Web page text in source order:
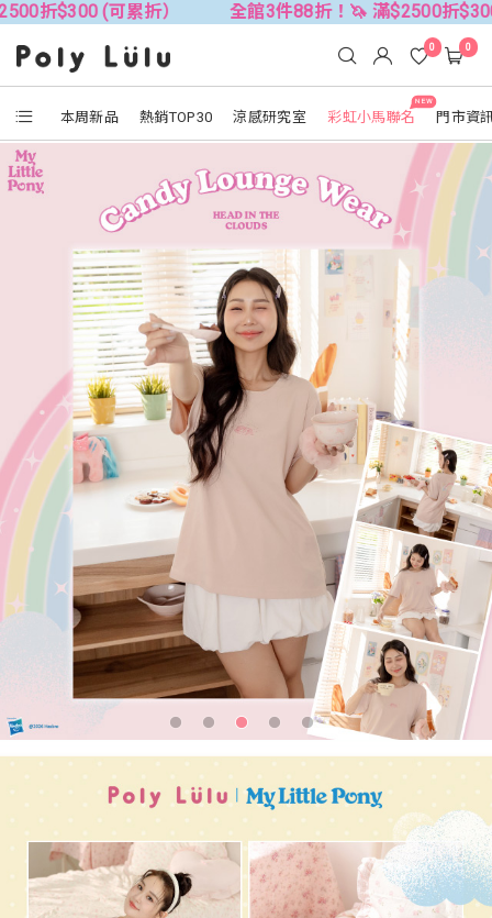
可累折） 全館3件88折！🦄 滿$2500折$300 (可累折）
本周新品 熱銷TOP30 涼感研究室
NEW
彩虹小馬聯名 門市資
0 0